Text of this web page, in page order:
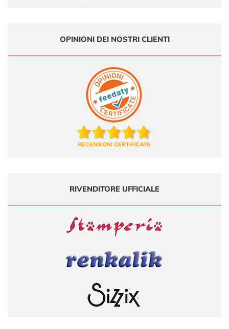
OPINIONI DEI NOSTRI CLIENTI
RIVENDITORE UFFICIALE